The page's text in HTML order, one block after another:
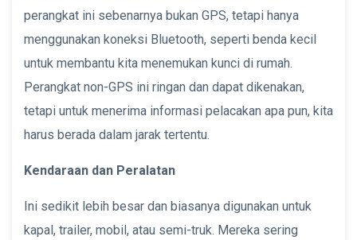
perangkat ini sebenarnya bukan GPS, tetapi hanya
menggunakan koneksi Bluetooth, seperti benda kecil
untuk membantu kita menemukan kunci di rumah.
Perangkat non-GPS ini ringan dan dapat dikenakan,
tetapi untuk menerima informasi pelacakan apa pun, kita
harus berada dalam jarak tertentu.
Kendaraan dan Peralatan
Ini sedikit lebih besar dan biasanya digunakan untuk
kapal, trailer, mobil, atau semi-truk. Mereka sering